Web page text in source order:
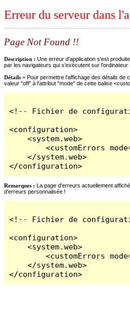
Erreur du serveur dans
Page Not Found !!
Description : Une erreur d'application s'est
par les navigateurs qui s'exécutent sur l'ordinateur
Détails = Pour permettre l'affichage des détails de
valeur "off" à l'attribut "mode" de cette balise
<!-- Fichier de
<configuration>
    <system.web>
<customErrors
    </system.web>
</configuration>
Remarques : La page d'erreurs actuellement
d'erreurs personnalisée !
<!-- Fichier de
<configuration>
    <system.web>
<customErrors
    </system.web>
</configuration>